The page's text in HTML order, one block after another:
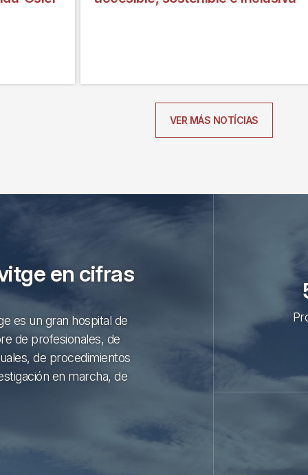
VER MÁS NOTÍCIAS
en cifras
es un gran hospital de
de profesionales, de
de procedimientos
en marcha, de